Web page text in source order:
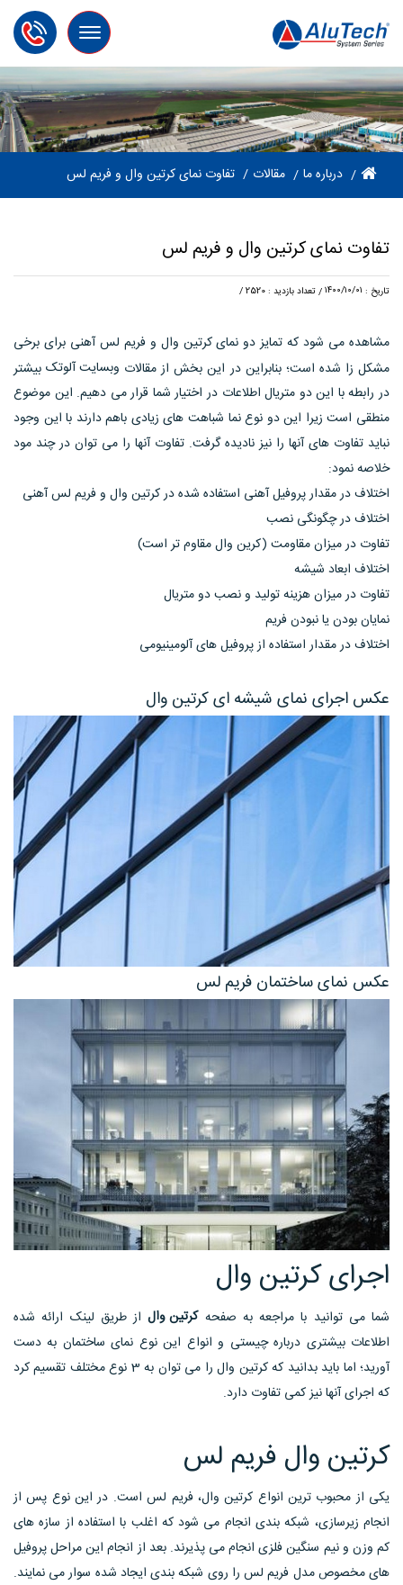
Toggle
navigation
درباره ما مقالات تفاوت نمای کرتین وال و فریم لس
تفاوت نمای کرتین وال و فریم لس
تاریخ : /تعداد بازدید : 2520 /
مشاهده می شود که تمایز دو نمای کرتین وال و فریم لس آهنی برای برخی
مشکل زا شده است؛ بنابراین در این بخش از مقالات وبسایت آلوتکبیشتر
در رابطه با این دو متریال اطلاعات در اختیار شما قرار می دهیم. این موضوع
منطقی است زیرا این دو نوع نما شباهت های زیادی باهم دارند با این وجود
نباید تفاوت های آنها را نیز نادیده گرفت. تفاوت آنها را می توان در چند مود
خلاصه نمود:
اختلاف در مقدار پروفیل آهنی استفاده شده در کرتین وال و فریم لس آهنی
اختلاف در چگونگی نصب
تفاوت در میزان مقاومت (کرین وال مقاوم تر است)
اختلاف ابعاد شیشه
تفاوت در میزان هزینه تولید و نصب دو متریال
نمایان بودن یا نبودن فریم
اختلاف در مقدار استفاده از پروفیل های آلومینیومی
عکس اجرای نمای شیشه ای کرتین وال
عکس نمای ساختمان فریم لس
اجرای کرتین وال
شما می توانید با مراجعه به صفحهکرتین والاز طریق لینک ارائه شده
اطلاعات بیشتری درباره چیستی و انواع این نوع نمای ساختمان به دست
آورید؛ اما باید بدانید که کرتین وال را می توان به 3 نوع مختلف تقسیم کرد
که اجرای آنها نیز کمی تفاوت دارد.
کرتین وال فریم لس
یکی از محبوب ترین انواع کرتین وال، فریم لس است. در این نوع پس از
انجام زیرسازی، شبکه بندی انجام می شود که اغلب با استفاده از سازه های
کم وزن و نیم سنگین فلزی انجام می پذیرند. بعد از انجام این مراحل پروفیل
های مخصوص مدل فریم لس را روی شبکه بندی ایجاد شده سوار می نمایند.